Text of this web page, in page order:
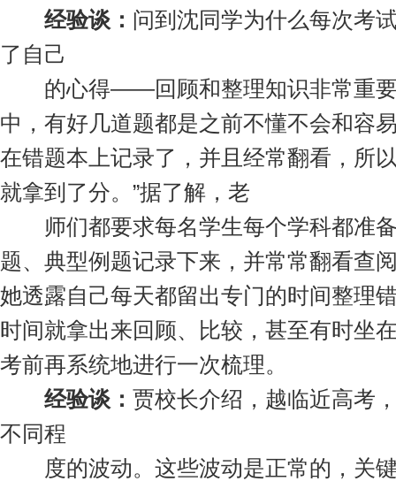
经验谈： 问到沈同学为什么每次考
了自己
的心得——回顾和整理知识非常重要
中，有好几道题都是之前不懂不会和容
在错题本上记录了，并且经常翻看，所
就拿到了分。”据了解，老
师们都要求每名学生每个学科都准备
题、典型例题记录下来，并常常翻看查
她透露自己每天都留出专门的时间整理
时间就拿出来回顾、比较，甚至有时坐
考前再系统地进行一次梳理。
经验谈： 贾校长介绍，越临近高考
不同程
度的波动。这些波动是正常的，关键